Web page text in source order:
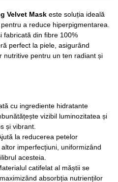
Velvet Mask este soluția ideală
a reduce hiperpigmentarea.
fabricată din fibre 100%
perfect la piele, asigurând
nutritive pentru un ten radiant și
cu ingrediente hidratante
vizibil luminozitatea și
și vibrant.
la reducerea petelor
imperfecțiuni, uniformizând
acesteia.
catifelat al măștii se
absorbția nutrienților